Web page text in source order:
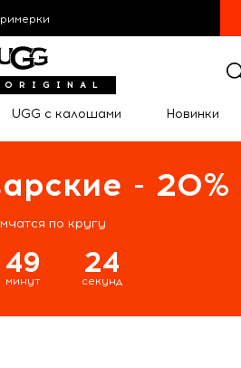
UGG с калошами Новинки
- 20%
по кругу
49
минут
23
секунд